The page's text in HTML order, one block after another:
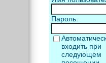
Пароль:
входить при
следующем